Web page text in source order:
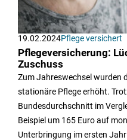
19.02.2024Pflege versichert
Pflegeversicherung:
Zuschuss
Zum Jahreswechsel wurden
stationäre Pflege erhöht.
Bundesdurchschnitt im
Beispiel um 165 Euro auf
Unterbringung im ersten